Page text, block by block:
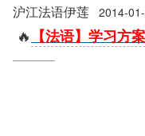
沪江法语伊莲 2014-
🔥 【法语】学习方